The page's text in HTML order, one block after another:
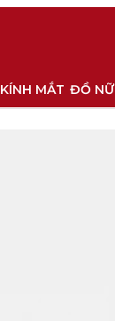
KÍNH MẮT ĐỒ NỮ